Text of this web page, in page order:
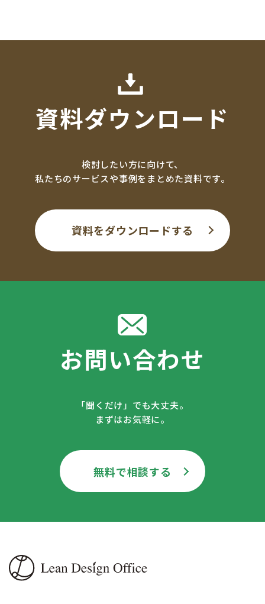
資料ダウンロード
検討したい方に向けて、
私たちのサービスや事例をまとめた資料です。
資料をダウンロードする
お問い合わせ
「聞くだけ」でも大丈夫。
まずはお気軽に。
無料で相談する